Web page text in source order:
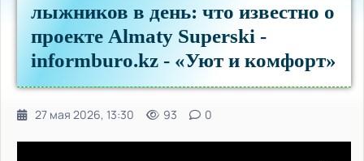
лыжников в день: что известно о
проекте Almaty Superski -
informburo.kz - «Уют и комфорт»
27 мая 2026, 13:30 93 0